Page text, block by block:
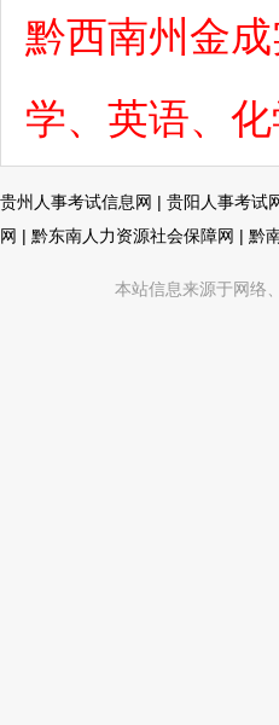
黔西南州金
学、英语、化
贵州人事考试信息网 | 贵阳人事考试
网 | 黔东南人力资源社会保障网 | 黔
本站信息来源于网络